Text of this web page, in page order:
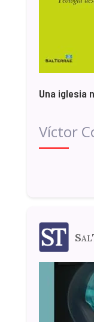
Una iglesia
Víctor